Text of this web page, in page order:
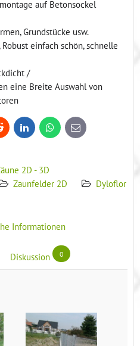
auf Betonsockel
Grundstücke usw.
einfach schön, schnelle
/
eine Breite Auswahl von
LinkedInWhatsApp
E-
mail
2D - 3D
Zaunfelder 2D
Dyloflor
Informationen
Diskussion 0